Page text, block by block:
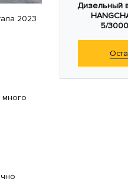
2023
Дизельный
5/